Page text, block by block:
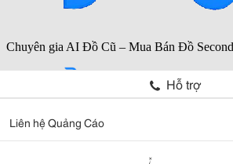
Hỗ trợ
Liên hệ Quảng Cáo